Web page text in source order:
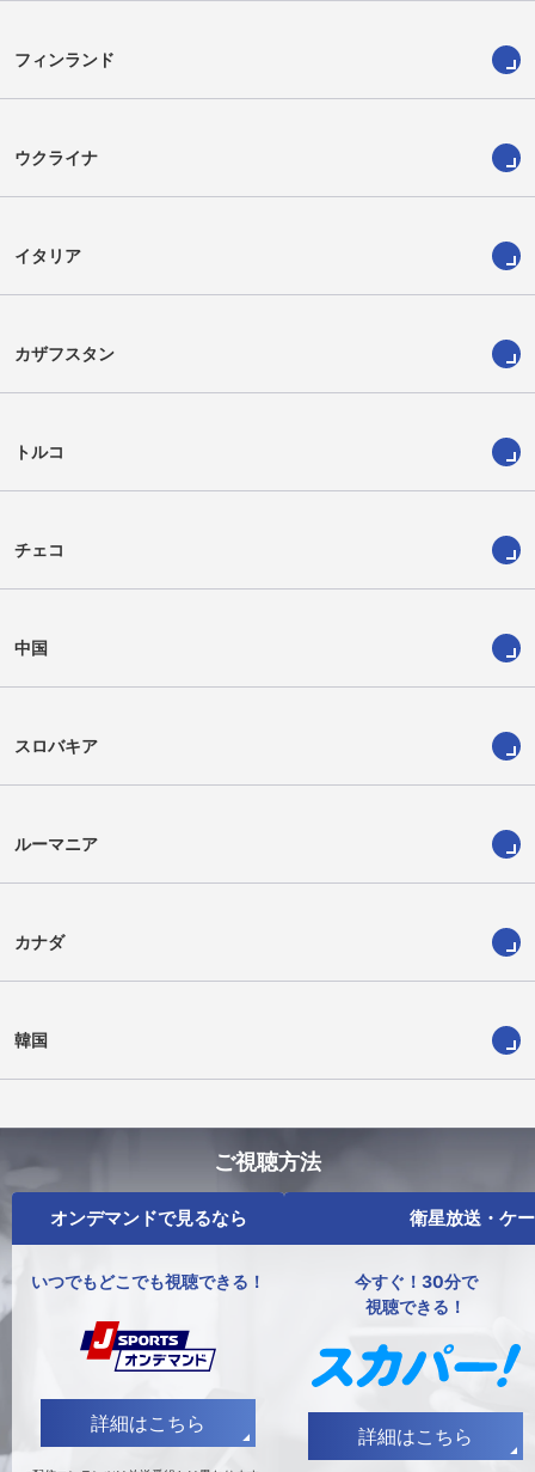
フィンランド
ウクライナ
イタリア
カザフスタン
トルコ
チェコ
中国
スロバキア
ルーマニア
カナダ
韓国
ご視聴方法
オンデマンドで見るなら
いつでもどこでも視聴できる！
詳細はこちら
衛星放送・ケ
今すぐ！30分で
視聴できる！
詳細はこちら